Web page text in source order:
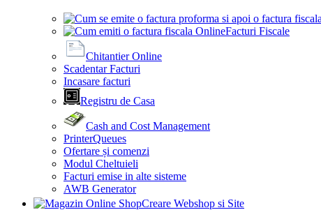
Facturi Fiscale
Chitantier Online
Scadentar Facturi
Incasare facturi
Registru de Casa
Cash and Cost Management
PrinterQueues
Ofertare și comenzi
Modul Cheltuieli
Facturi emise in alte sisteme
AWB Generator
Creare Webshop si Site